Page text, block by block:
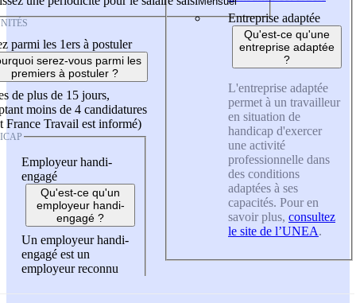
parmi les 1ers à postuler
serez-vous parmi les
premiers à postuler ?
de plus de 15 jours,
moins de 4 candidatures
France Travail est informé)
Employeur handi-
engagé
Qu'est-ce qu'un
employeur handi-
engagé ?
Un employeur handi-
engagé est un
employeur reconnu
Entreprise adaptée
Qu'est-ce qu'une
entreprise adaptée
?
L'entreprise adaptée
permet à un travailleur
en situation de
handicap d'exercer
une activité
professionnelle dans
des conditions
adaptées à ses
capacités. Pour en
savoir plus, consultez
le site de l’UNEA.